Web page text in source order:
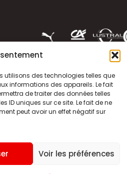
utilisons des technologies telles que
informations des appareils. Le fait
de traiter des données telles
ID uniques sur ce site. Le fait de ne
peut avoir un effet négatif sur
Voir les préférences
HISTOIRE
CLUB